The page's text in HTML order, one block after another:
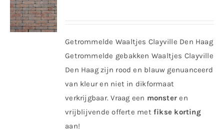
Getrommelde Waaltjes Clayville Den Haag
Getrommelde gebakken Waaltjes Clayville
Den Haag zijn rood en blauw genuanceerd
van kleur en niet in dikformaat
verkrijgbaar. Vraag een monsteren
vrijblijvende offerte met fikse korting
aan!